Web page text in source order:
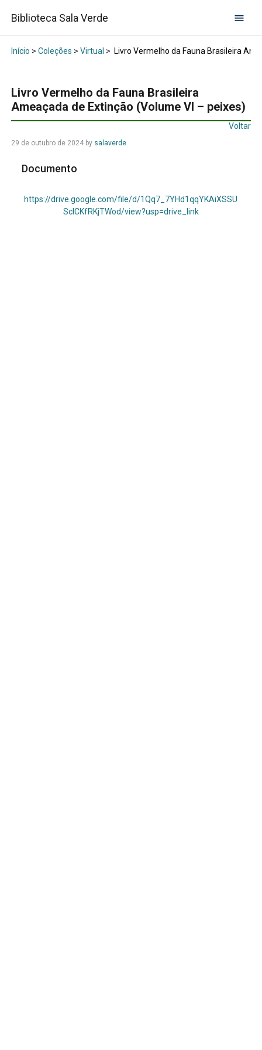
Biblioteca Sala Verde
Início > Coleções > Virtual > Livro Vermelho da Fauna Brasileira
Livro Vermelho da Fauna Brasileira
Ameaçada de Extinção (Volume VI – peixes)
Voltar
29 de outubro de 2024by salaverde
Documento
https://drive.google.com/file/d/1Qq7_7YHd1qqYKAiXSSU
SclCKfRKjTWod/view?usp=drive_link